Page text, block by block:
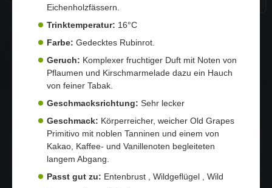
Eichenholzfässern.
Trinktemperatur: 16°C
Farbe: Gedecktes Rubinrot.
Geruch: Komplexer fruchtiger Duft mit Noten von
Pflaumen und Kirschmarmelade dazu ein Hauch
von feiner Tabak.
Geschmacksrichtung: Sehr lecker
Geschmack: Körperreicher, weicher Old Grapes
Primitivo mit noblen Tanninen und einem von
Kakao, Kaffee- und Vanillenoten begleiteten
langem Abgang.
Passt gut zu: Entenbrust , Wildgeflügel , Wild